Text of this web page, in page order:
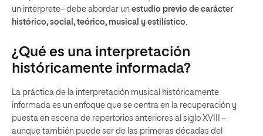
un intérprete– debe abordar un estudio previo de carácter
histórico, social, teórico, musical y estilístico
¿Qué es una interpretación
históricamente informada?
La práctica de la interpretación musical históricamente
informada es un enfoque que se centra en la recuperación y
puesta en escena de repertorios anteriores al siglo XVIII –
aunque también puede ser de las primeras décadas del